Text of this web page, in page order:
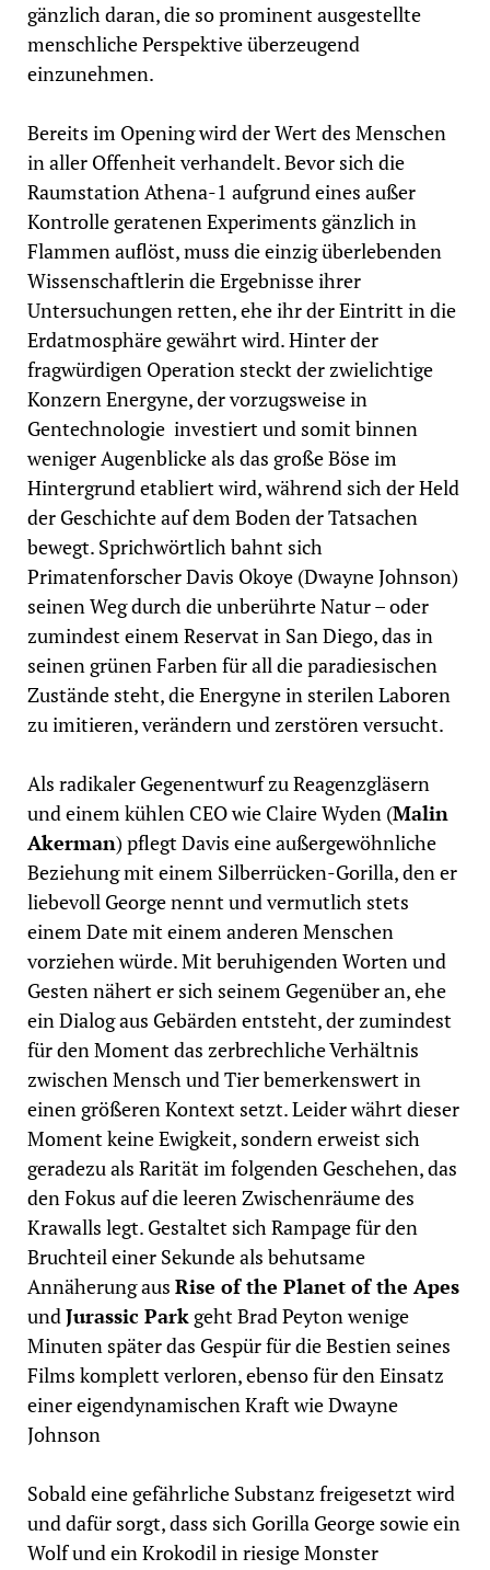
gänzlich daran, die so prominent ausgestellte
menschliche Perspektive überzeugend
einzunehmen.
Bereits im Opening wird der Wert des Menschen
in aller Offenheit verhandelt. Bevor sich die
Raumstation Athena-1 aufgrund eines außer
Kontrolle geratenen Experiments gänzlich in
Flammen auflöst, muss die einzig überlebenden
Wissenschaftlerin die Ergebnisse ihrer
Untersuchungen retten, ehe ihr der Eintritt in die
Erdatmosphäre gewährt wird. Hinter der
fragwürdigen Operation steckt der zwielichtige
Konzern Energyne, der vorzugsweise in
Gentechnologie investiert und somit binnen
weniger Augenblicke als das große Böse im
Hintergrund etabliert wird, während sich der Held
der Geschichte auf dem Boden der Tatsachen
bewegt. Sprichwörtlich bahnt sich
Primatenforscher Davis Okoye (Dwayne Johnson)
seinen Weg durch die unberührte Natur – oder
zumindest einem Reservat in San Diego, das in
seinen grünen Farben für all die paradiesischen
Zustände steht, die Energyne in sterilen Laboren
zu imitieren, verändern und zerstören versucht.
Als radikaler Gegenentwurf zu Reagenzgläsern
und einem kühlen CEO wie Claire Wyden (Malin
Akerman) pflegt Davis eine außergewöhnliche
Beziehung mit einem Silberrücken-Gorilla, den er
liebevoll George nennt und vermutlich stets
einem Date mit einem anderen Menschen
vorziehen würde. Mit beruhigenden Worten und
Gesten nähert er sich seinem Gegenüber an, ehe
ein Dialog aus Gebärden entsteht, der zumindest
für den Moment das zerbrechliche Verhältnis
zwischen Mensch und Tier bemerkenswert in
einen größeren Kontext setzt. Leider währt dieser
Moment keine Ewigkeit, sondern erweist sich
geradezu als Rarität im folgenden Geschehen, das
den Fokus auf die leeren Zwischenräume des
Krawalls legt. Gestaltet sich Rampage für den
Bruchteil einer Sekunde als behutsame
Annäherung aus Rise of the Planet of the Apes
undJurassic Parkgeht Brad Peyton wenige
Minuten später das Gespür für die Bestien seines
Films komplett verloren, ebenso für den Einsatz
einer eigendynamischen Kraft wie Dwayne
Johnson
Sobald eine gefährliche Substanz freigesetzt wird
und dafür sorgt, dass sich Gorilla George sowie ein
Wolf und ein Krokodil in riesige Monster